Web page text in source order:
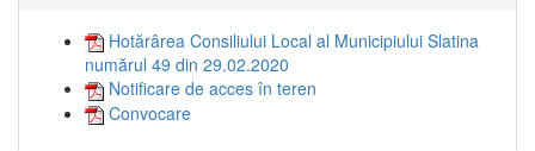
Hotărârea Consiliului Local al Municipiului Slatina
numărul 49 din 29.02.2020
Notificare de acces în teren
Convocare